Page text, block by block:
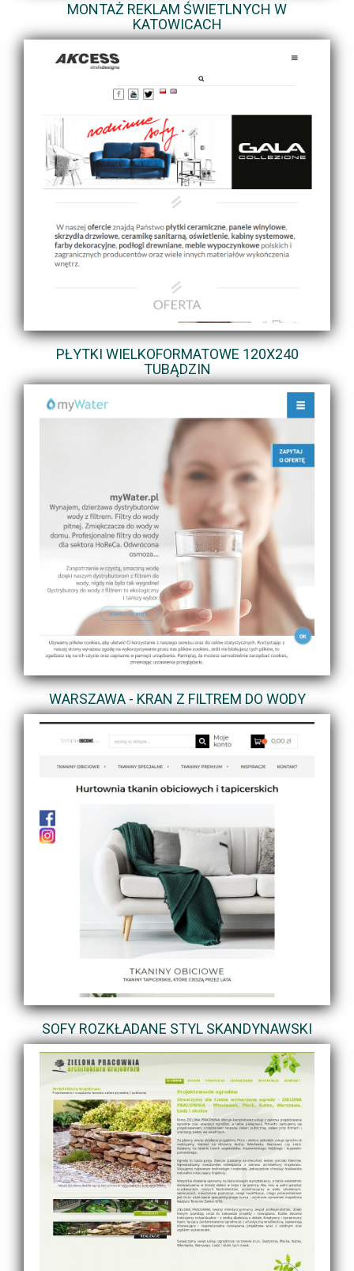
MONTAŻ REKLAM ŚWIETLNYCH W
KATOWICACH
PŁYTKI WIELKOFORMATOWE 120X240
TUBĄDZIN
WARSZAWA - KRAN Z FILTREM DO WODY
SOFY ROZKŁADANE STYL SKANDYNAWSKI